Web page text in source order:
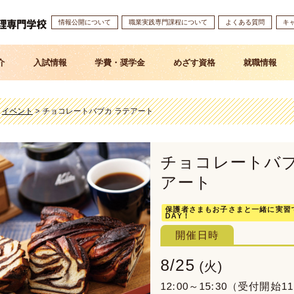
情報公開について 職業実践専門課程について よくある質問 キ
入試情報 学費・奨学金 めざす資格 就職情報
イベント>チョコレートバブカ ラテアート
チョコレートバ
アート
保護者さまもお子さまと一緒に実習
DAY！
開催日時
8/25 (火)
12:00～15:30（受付開始